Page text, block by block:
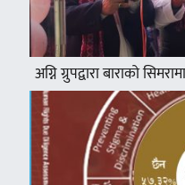
अग्नि ग्रुपद्वारा बाराको